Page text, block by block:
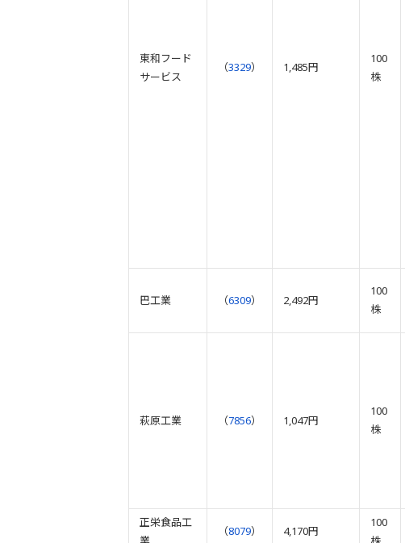
東和フード
サービス
（3329） 1,485円
100
株
巴工業 （6309） 2,492円
100
株
萩原工業 （7856） 1,047円
100
株
正栄食品工
（8079） 4,170円
100